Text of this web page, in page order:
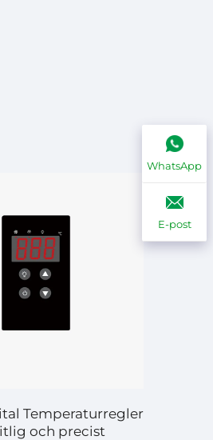
Temperaturregler
och precist
WhatsApp
E-post